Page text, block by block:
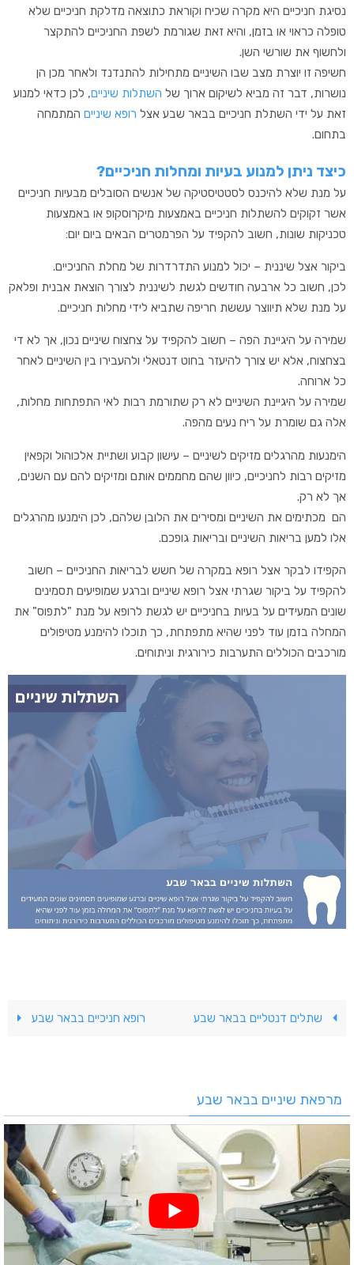
נסיגת חניכיים היא מקרה שכיח וקוראת כתוצאה מדלקת חניכיים שלא
טופלה כראוי או בזמן, והיא זאת שגורמת לשפת החניכיים להתקצר
ולחשוף את שורשי השן.
חשיפה זו יוצרת מצב שבו השיניים מתחילות להתנדנד ולאחר מכן הן
נושרות, דבר זה מביא לשיקום ארוך של השתלות שיניים, לכן כדאי למנוע
זאת על ידי השתלת חניכיים בבאר שבע אצל רופא שיניים המתמחה
בתחום.
כיצד ניתן למנוע בעיות ומחלות חניכיים?
על מנת שלא להיכנס לסטטיסטיקה של אנשים הסובלים מבעיות חניכיים
אשר זקוקים להשתלות חניכיים באמצעות מיקרוסקופ או באמצעות
טכניקות שונות, חשוב להקפיד על הפרמטרים הבאים ביום יום:
ביקור אצל שיננית – יכול למנוע התדרדרות של מחלת החניכיים.
לכן, חשוב כל ארבעה חודשים לגשת לשיננית לצורך הוצאת אבנית ופלאק
על מנת שלא תיווצר עששת חריפה שתביא לידי מחלות חניכיים.
שמירה על היגיינת הפה – חשוב להקפיד על צחצוח שיניים נכון, אך לא די
בצחצוח, אלא יש צורך להיעזר בחוט דנטאלי ולהעבירו בין השיניים לאחר
כל ארוחה.
שמירה על היגיינת השיניים לא רק שתורמת רבות לאי התפתחות מחלות,
אלה גם שומרת על ריח נעים מהפה.
הימנעות מהרגלים מזיקים לשיניים – עישון קבוע ושתיית אלכוהול וקפאין
מזיקים רבות לחניכיים, כיוון שהם מחממים אותם ומזיקים להם עם השנים,
אך לא רק.
הם מכתימים את השיניים ומסירים את הלובן שלהם, לכן הימנעו מהרגלים
אלו למען בריאות השיניים ובריאות גופכם.
הקפידו לבקר אצל רופא במקרה של חשש לבריאות החניכיים – חשוב
להקפיד על ביקור שגרתי אצל רופא שיניים וברגע שמופיעים תסמינים
שונים המעידים על בעיות בחניכיים יש לגשת לרופא על מנת "לתפוס" את
המחלה בזמן עוד לפני שהיא מתפתחת, כך תוכלו להימנע מטיפולים
מורכבים הכוללים התערבות כירורגית וניתוחים.
שתלים דנטליים בבאר שבע רופא חניכיים בבאר שבע
מרפאת שיניים בבאר שבע